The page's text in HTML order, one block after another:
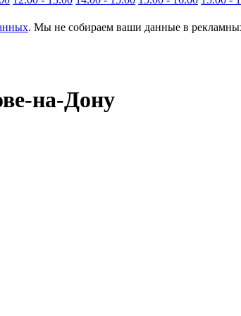
. Мы не собираем ваши данные в
на-Дону